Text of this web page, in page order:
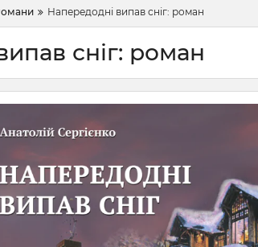
Напередодні випав сніг: роман
сніг: роман